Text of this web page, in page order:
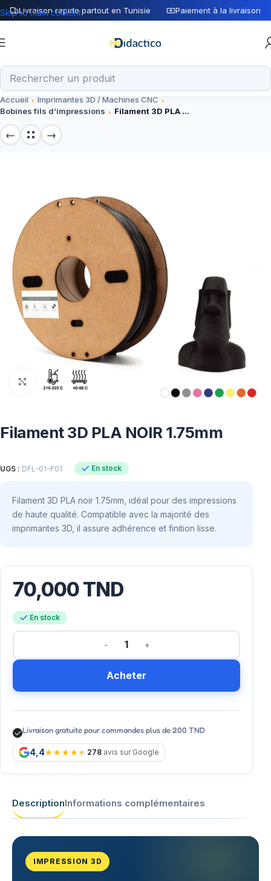
Livraison rapide partout en Tunisie Paiement à la livraison
Skip to main content
Accueil
Imprimantes 3D / Machines CNC
Bobines fils d’impressions
Filament 3D PLA NOIR 1.75mm
Click to enlarge
Filament 3D PLA NOIR 1.75mm
UGS : DFL-01-F01 En stock
Filament 3D PLA noir 1.75mm, idéal pour des impressions
de haute qualité. Compatible avec la majorité des
imprimantes 3D, il assure adhérence et finition lisse.
70,000TND
En stock
Acheter
Livraison gratuite pour commandes plus de 200 TND
4,4 278 avis sur Google
DescriptionInformations complémentaires
IMPRESSION 3D